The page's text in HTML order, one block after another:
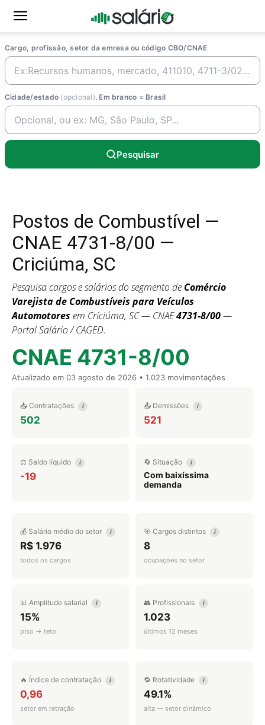
Cargo, profissão, setor da emresa ou código CBO/CNAE
Cidade/estado (opcional). Em branco = Brasil
Pesquisar
Postos de Combustível —
CNAE 4731-8/00 —
Criciúma, SC
Pesquisa cargos e salários do segmento de Comércio
Varejista de Combustíveis para Veículos
Automotores em Criciúma, SC — CNAE4731-8/00—
Portal Salário / CAGED.
CNAE 4731-8/00
Atualizado em 03 agosto de 2026 • 1.023 movimentações
📥 Contratações i
502
📤 Demissões i
521
⚖️ Saldo líquido i
-19
🔄 Situação i
Com baixíssima
demanda
💰 Salário médio do setor i
R$ 1.976
todos os cargos
🎯 Cargos distintos i
8
ocupações no setor
📊 Amplitude salarial i
15%
piso → teto
👥 Profissionais i
1.023
últimos 12 meses
🔥 Índice de contratação i
0,96
setor em retração
🔁 Rotatividade i
49.1%
alta — setor dinâmico